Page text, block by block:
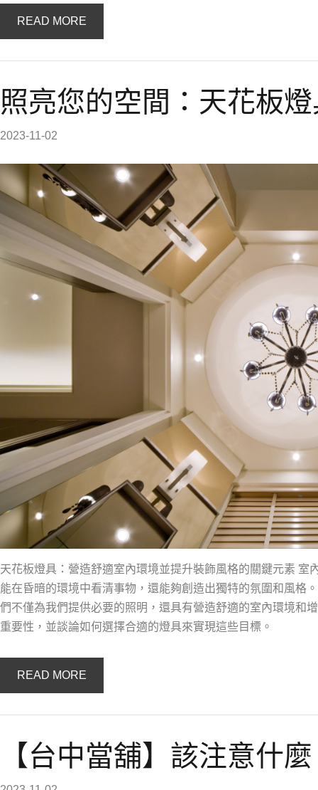
READ MORE
照亮您的空間：天花板
2023-11-02
天花板燈具：營造舒適室內環境並提升裝飾風格的關鍵元素
能在昏暗的環境中看清事物，還能夠創造出獨特的氛圍和風格
們不僅為我們提供必要的照明，還具有營造舒適的室內環境和
重要性，並談論如何選擇合適的燈具來實現這些目標。
READ MORE
【台中當舖】該注意什